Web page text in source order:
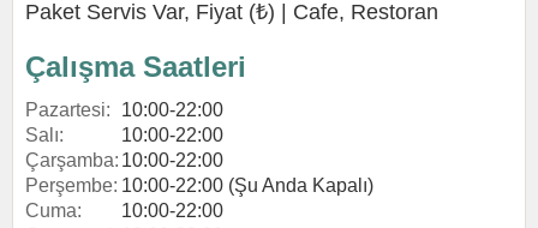
Paket Servis Var, Fiyat (₺) | Cafe, Restoran
Çalışma Saatleri
Pazartesi:
10:00-22:00
Salı:
10:00-22:00
Çarşamba: 10:00-22:00
Perşembe: 10:00-22:00 (Şu Anda Kapalı)
Cuma:
10:00-22:00